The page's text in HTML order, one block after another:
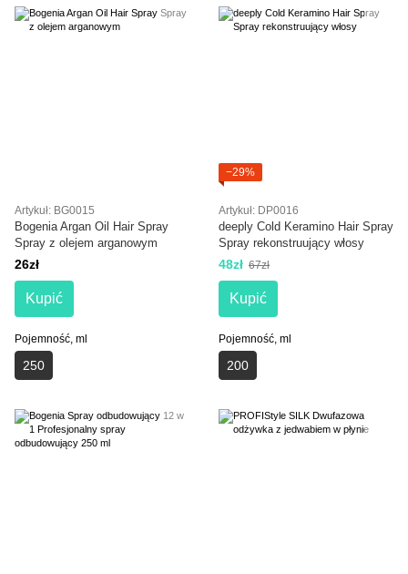
Artykuł: BG0015
Bogenia Argan Oil Hair Spray
Spray z olejem arganowym
26zł
Kupić
Pojemność, ml
250
−29%
Artykuł: DP0016
deeply Cold Keramino Hair Spray
Spray rekonstruujący włosy
48zł 67zł
Kupić
Pojemność, ml
200